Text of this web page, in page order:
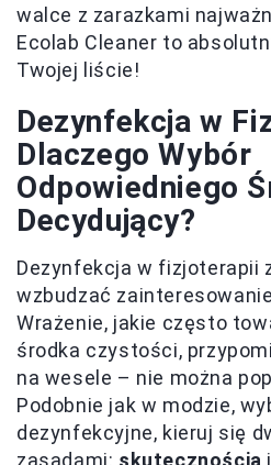
walce z zarazkami
Ecolab Cleaner to
Twojej liście!
Dezynfekcja w
Dlaczego Wybór
Odpowiedniego
Decydujący?
Dezynfekcja w fizjoterapii
wzbudzać
Wrażenie, jakie często
środka czystości,
na wesele – nie można
Podobnie jak w modzie,
dezynfekcyjne, kieruj się
zasadami: skutecznością i